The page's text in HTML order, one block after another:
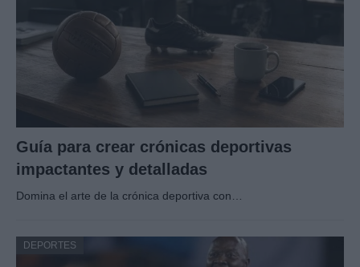
Guía para crear crónicas deportivas
impactantes y detalladas
Domina el arte de la crónica deportiva con…
DEPORTES